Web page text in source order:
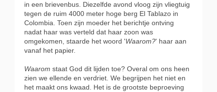
in een brievenbus. Diezelfde avond vloog zijn vliegtuig
tegen de ruim 4000 meter hoge berg El Tablazo in
Colombia. Toen zijn moeder het berichtje ontving
nadat haar was verteld dat haar zoon was
omgekomen, staarde het woord 'Waarom?' haar aan
vanaf het papier.
Waarom staat God dit lijden toe? Overal om ons heen
zien we ellende en verdriet. We begrijpen het niet en
het maakt ons kwaad. Het is de grootste beproeving